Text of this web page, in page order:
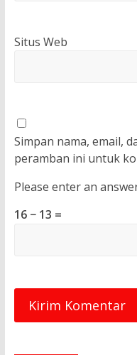
Situs Web
Simpan nama, email,
peramban ini untuk
Please enter an
16 − 13 =